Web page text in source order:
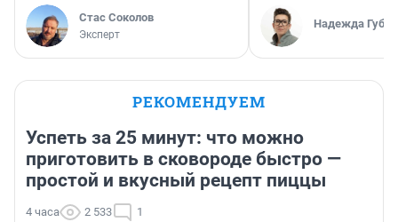
Стас Соколов
Эксперт
Надежда
РЕКОМЕНДУЕМ
Успеть за 25 минут: что можно
приготовить в сковороде быстро —
простой и вкусный рецепт пиццы
4 часа 2 533 1